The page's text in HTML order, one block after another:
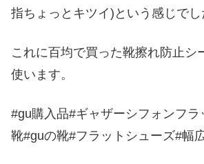
指ちょっとキツイ)という感じでし
これに百均で買った靴擦れ防止シ
使います。
#gu購入品#ギャザーシフォンフラ
靴#guの靴#フラットシューズ#幅